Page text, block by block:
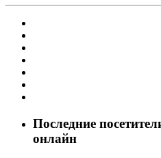
Последние
онлайн